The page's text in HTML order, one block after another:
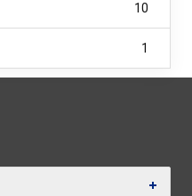
10
1